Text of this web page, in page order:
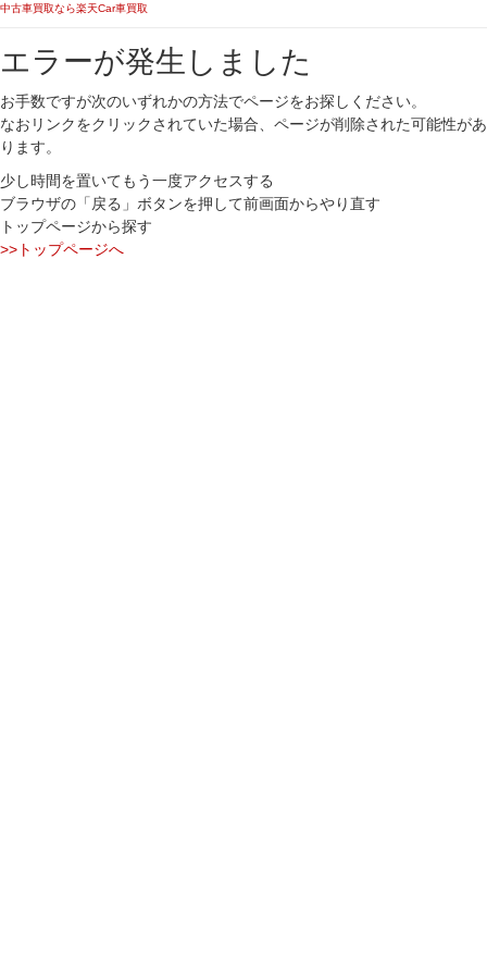
中古車買取なら楽天Car車買取
エラーが発生しました
お手数ですが次のいずれかの方法でページをお探しください。
なおリンクをクリックされていた場合、ページが削除された可能性があ
ります。
少し時間を置いてもう一度アクセスする
ブラウザの「戻る」ボタンを押して前画面からやり直す
トップページから探す
>>トップページへ